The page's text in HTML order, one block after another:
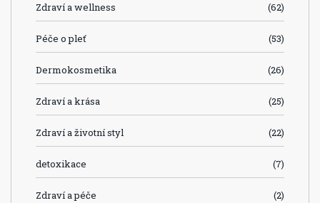
Zdraví a wellness (62)
Péče o pleť (53)
Dermokosmetika (26)
Zdraví a krása (25)
Zdraví a životní styl (22)
detoxikace (7)
Zdraví a péče (2)